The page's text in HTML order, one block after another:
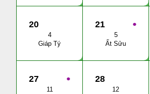
20
4
Giáp Tý
●
21
5
Ất Sửu
●
27
11
28
12